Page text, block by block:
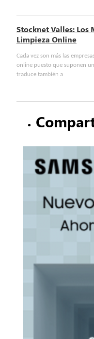
Stocknet Valles: Los
Limpieza Online
Cada vez son más las
online puesto que suponen
traduce también a